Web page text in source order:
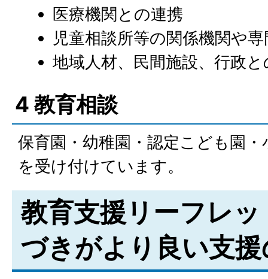
医療機関との連携
児童相談所等の関係機関や
地域人材、民間施設、行政
4 教育相談
保育園・幼稚園・認定こども園
を受け付けています。
教育支援リーフレ
づきがより良い支